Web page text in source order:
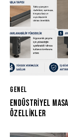
GENEL
ENDÜSTRIYEL
ÖZELLIKLER